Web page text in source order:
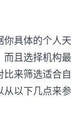
具体的个人天
而且选择机构最
来筛选适合自
从以下几点来参